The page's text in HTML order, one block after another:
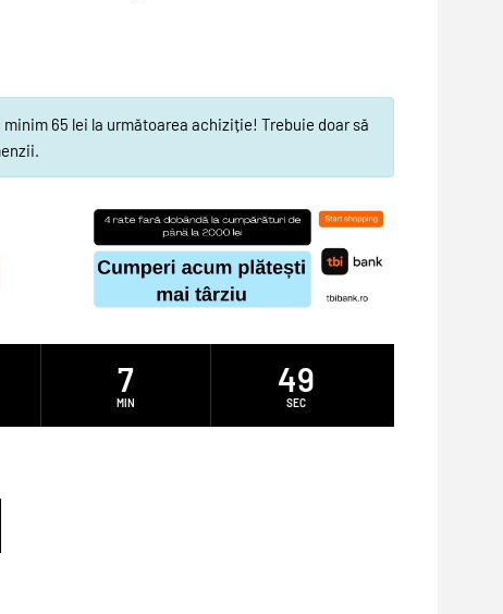
65 lei la următoarea achiziție! Trebuie doar să
7
MIN
48
SEC